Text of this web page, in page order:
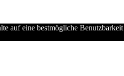
auf eine bestmögliche